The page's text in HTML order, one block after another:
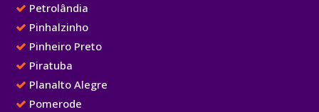
Petrolândia
Pinhalzinho
Pinheiro Preto
Piratuba
Planalto Alegre
Pomerode